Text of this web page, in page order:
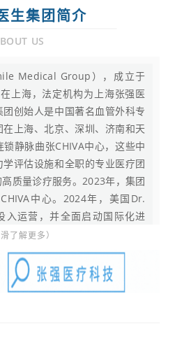
生集团简介
US
Medical Group），成立于
上海，法定机构为上海张强医
创始人是中国著名血管外科专
上海、北京、深圳、济南和天
静脉曲张CHIVA中心，这些中
评估设施和全职的专业医疗团
质量诊疗服务。2023年，集团
中心。2024年，美国Dr.
运营，并全面启动国际化进
参与负责全球专项临床技术—
生团队，同时属于国家级静脉病
负责主办静脉病国家级医学继
滑了解更多）